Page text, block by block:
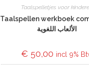
Taalspelletjes voor
Taalspellen werkboek
الألعاب اللغوية
€ 50,00 incl 9%